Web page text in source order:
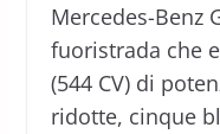
Mercedes-Benz
fuoristrada che
(544 CV) di
ridotte, cinque